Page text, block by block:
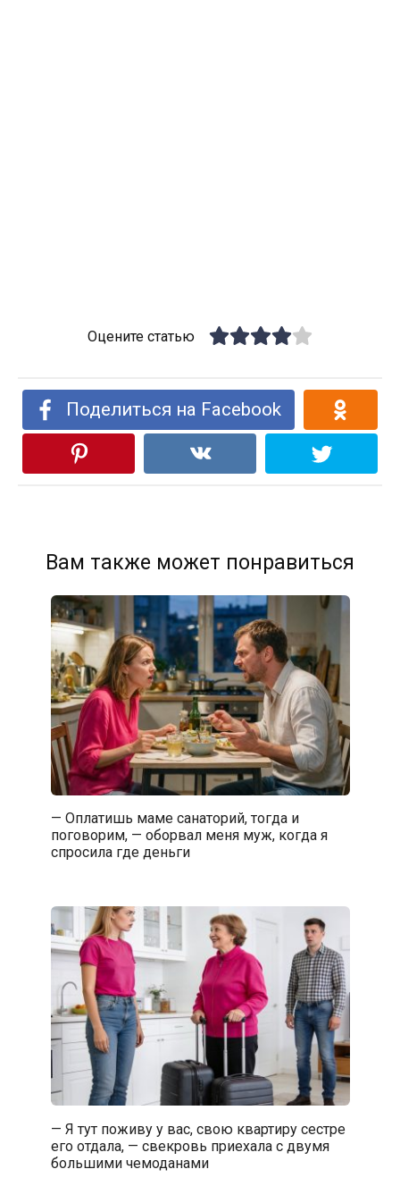
Оцените статью
Поделиться на Facebook
Вам также может понравиться
— Оплатишь маме санаторий, тогда и
поговорим, — оборвал меня муж, когда я
спросила где деньги
— Я тут поживу у вас, свою квартиру сестре
его отдала, — свекровь приехала с двумя
большими чемоданами